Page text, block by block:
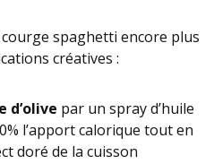
spaghetti encore plus
créatives :
d’olive par un spray d’huile
l’apport calorique tout en
doré de la cuisson